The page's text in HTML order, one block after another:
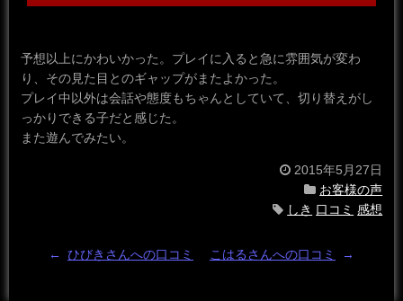
予想以上にかわいかった。プレイに入ると急に雰囲気が変わ
り、その見た目とのギャップがまたよかった。
プレイ中以外は会話や態度もちゃんとしていて、切り替えがし
っかりできる子だと感じた。
また遊んでみたい。
2015年5月27日
お客様の声
しき 口コミ 感想
← ひびきさんへの口コミ こはるさんへの口コミ →